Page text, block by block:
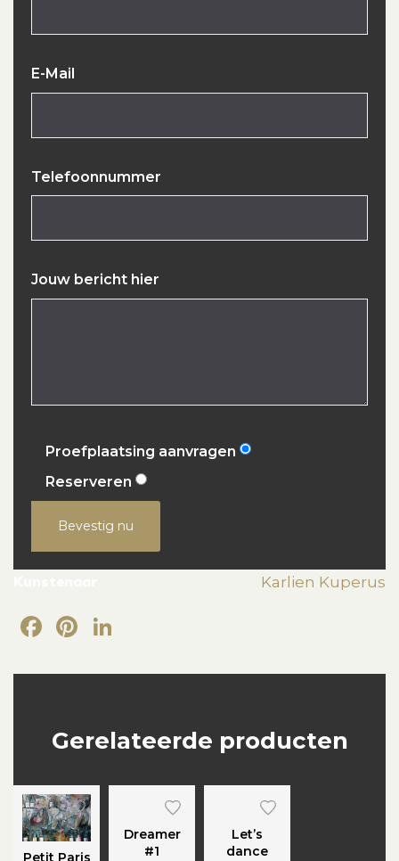
E-Mail
Telefoonnummer
Jouw bericht hier
Proefplaatsing aanvragen
Reserveren
Bevestig nu
Karlien Kuperus
Facebook
Pinterest
Gerelateerde producten
Petit Paris
Dreamer
#1
Let’s
dance